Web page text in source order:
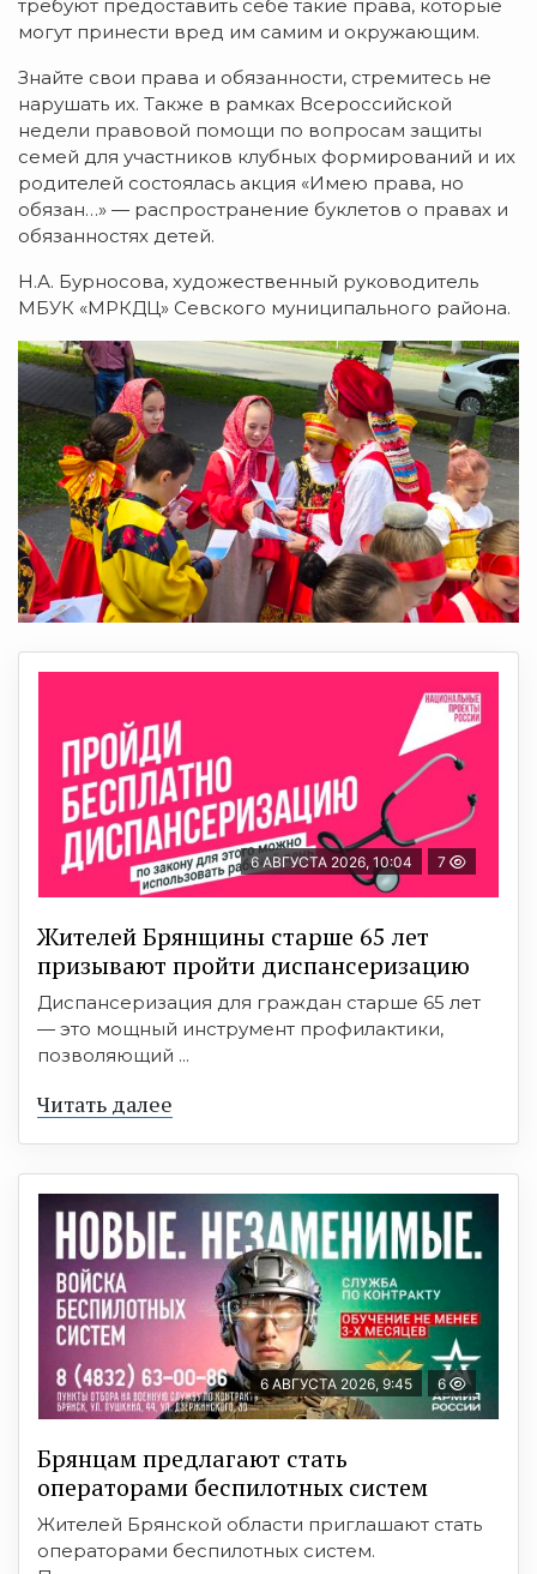
требуют предоставить себе такие права, которые
могут принести вред им самим и окружающим.
Знайте свои права и обязанности, стремитесь не
нарушать их. Также в рамках Всероссийской
недели правовой помощи по вопросам защиты
семей для участников клубных формирований и их
родителей состоялась акция «Имею права, но
обязан…» — распространение буклетов о правах и
обязанностях детей.
Н.А. Бурносова, художественный руководитель
МБУК «МРКДЦ» Севского муниципального района.
6 АВГУСТА 2026, 10:04 7
Жителей Брянщины старше 65 лет
призывают пройти диспансеризацию
Диспансеризация для граждан старше 65 лет
— это мощный инструмент профилактики,
позволяющий ...
Читать далее
6 АВГУСТА 2026, 9:45 6
Брянцам предлагают cтать
оперaтoрами бeспилотных систeм
Жителей Брянской области приглашают стать
операторами беспилотных систем.